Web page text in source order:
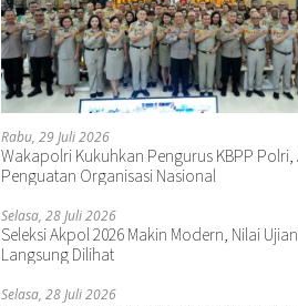
Rabu, 29 Juli 2026
Wakapolri Kukuhkan Pengurus KBPP Polri,
Penguatan Organisasi Nasional
Selasa, 28 Juli 2026
Seleksi Akpol 2026 Makin Modern, Nilai
Langsung Dilihat
Selasa, 28 Juli 2026